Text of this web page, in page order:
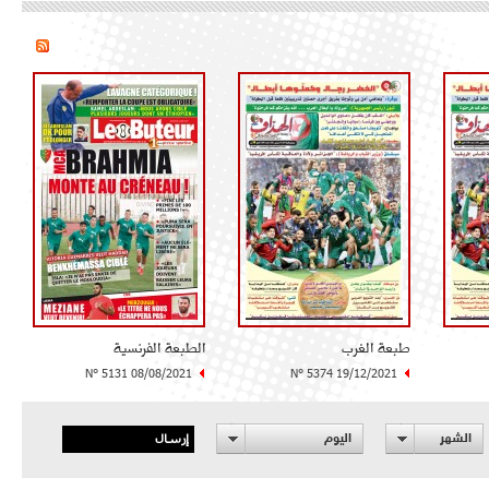
طبعة الغرب
N° 5374 19/12/2021
الطبعة الفرنسية
N° 5131 08/08/2021
الشهر اليوم إرسال